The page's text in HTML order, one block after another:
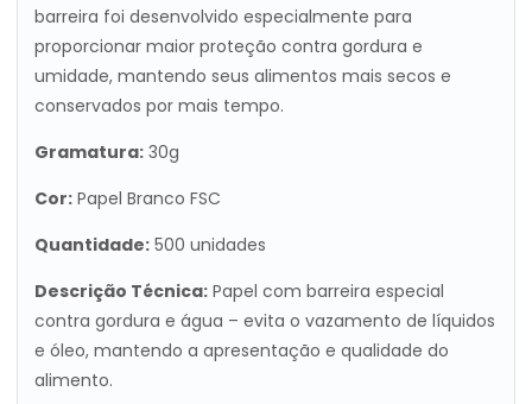
barreira foi desenvolvido especialmente para
proporcionar maior proteção contra gordura e
umidade, mantendo seus alimentos mais secos e
conservados por mais tempo.
Gramatura: 30g
Cor: Papel Branco FSC
Quantidade: 500 unidades
Descrição Técnica: Papel com barreira especial
contra gordura e água – evita o vazamento de líquidos
e óleo, mantendo a apresentação e qualidade do
alimento.